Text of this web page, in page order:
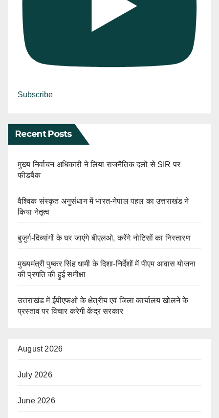
Subscribe
Recent Posts
मुख्य निर्वाचन अधिकारी ने लिया राजनैतिक दलों से SIR पर
फीडबैक
वैश्विक संस्कृत अनुसंधान में भारत-नेपाल पहल का उत्तराखंड ने
किया नेतृत्व
बुजुर्ग-दिव्यांगों के घर जाएंगे बीएलओ, करेंगे नोटिसों का निस्तारण
मुख्यमंत्री पुष्कर सिंह धामी के दिशा-निर्देशों में पीएम आवास योजना
की प्रगति की हुई समीक्षा
उत्तराखंड में ईपीएफओ के क्षेत्रीय एवं जिला कार्यालय खोलने के
प्रस्ताव पर विचार करेगी केंद्र सरकार
August 2026
July 2026
June 2026